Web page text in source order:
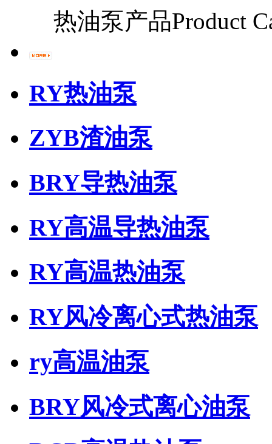
热油泵产品Product
RY热油泵
ZYB渣油泵
BRY导热油泵
RY高温导热油泵
RY高温热油泵
RY风冷离心式热油泵
ry高温油泵
BRY风冷式离心油泵